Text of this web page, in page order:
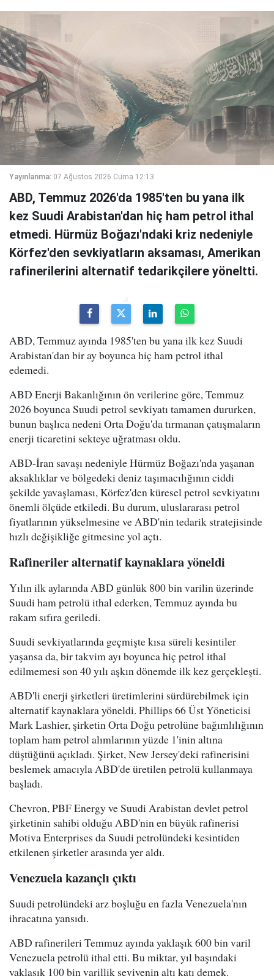
Yayınlanma: 07 Ağustos 2026 Cuma 12:13
ABD, Temmuz 2026'da 1985'ten bu yana ilk
kez Suudi Arabistan'dan hiç ham petrol ithal
etmedi. Hürmüz Boğazı'ndaki kriz nedeniyle
Körfez'den sevkiyatların aksaması, Amerikan
rafinerilerini alternatif tedarikçilere yöneltti.
ABD, Temmuz ayında 1985'ten bu yana ilk kez Suudi
Arabistan'dan bir ay boyunca hiç ham petrol ithal
edemedi.
ABD Enerji Bakanlığının ön verilerine göre, Temmuz
2026 boyunca Suudi petrol sevkiyatı tamamen dururken,
bunun başlıca nedeni Orta Doğu'da tırmanan çatışmaların
enerji ticaretini sekteye uğratması oldu.
ABD-İran savaşı nedeniyle Hürmüz Boğazı'nda yaşanan
aksaklıklar ve bölgedeki deniz taşımacılığının ciddi
şekilde yavaşlaması, Körfez'den küresel petrol sevkiyatını
önemli ölçüde etkiledi. Bu durum, uluslararası petrol
fiyatlarının yükselmesine ve ABD'nin tedarik stratejisinde
hızlı değişikliğe gitmesine yol açtı.
Rafineriler alternatif kaynaklara yöneldi
Yılın ilk aylarında ABD günlük 800 bin varilin üzerinde
Suudi ham petrolü ithal ederken, Temmuz ayında bu
rakam sıfıra geriledi.
Suudi sevkiyatlarında geçmişte kısa süreli kesintiler
yaşansa da, bir takvim ayı boyunca hiç petrol ithal
edilmemesi son 40 yılı aşkın dönemde ilk kez gerçekleşti.
ABD'li enerji şirketleri üretimlerini sürdürebilmek için
alternatif kaynaklara yöneldi. Phillips 66 Üst Yöneticisi
Mark Lashier, şirketin Orta Doğu petrolüne bağımlılığının
toplam ham petrol alımlarının yüzde 1'inin altına
düştüğünü açıkladı. Şirket, New Jersey'deki rafinerisini
beslemek amacıyla ABD'de üretilen petrolü kullanmaya
başladı.
Chevron, PBF Energy ve Suudi Arabistan devlet petrol
şirketinin sahibi olduğu ABD'nin en büyük rafinerisi
Motiva Enterprises da Suudi petrolündeki kesintiden
etkilenen şirketler arasında yer aldı.
Venezuela kazançlı çıktı
Suudi petrolündeki arz boşluğu en fazla Venezuela'nın
ihracatına yansıdı.
ABD rafinerileri Temmuz ayında yaklaşık 600 bin varil
Venezuela petrolü ithal etti. Bu miktar, yıl başındaki
yaklaşık 100 bin varillik seviyenin altı katı demek.